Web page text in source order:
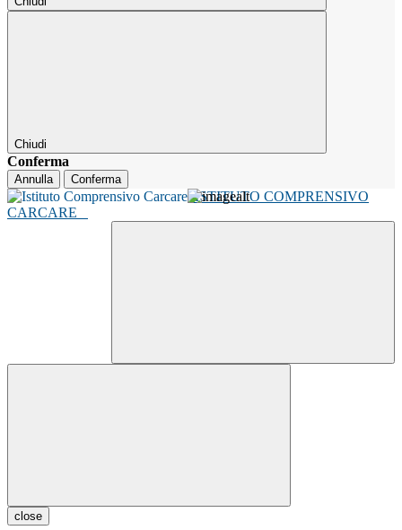
Chiudi
Conferma
Annulla Conferma
ISTITUTO COMPRENSIVO
CARCARE
close